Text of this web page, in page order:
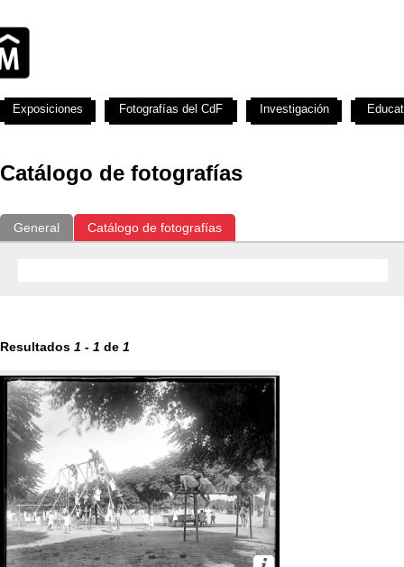
Catálogo de fotografías
General Catálogo de fotografías
Resultados 1 - 1 de 1
Exposiciones Fotografías del CdF Investigación